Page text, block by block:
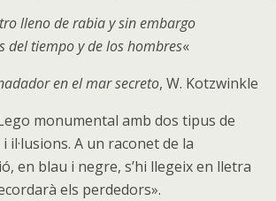
lleno de rabia y sin embargo
del tiempo y de los hombres«
en el mar secreto, W. Kotzwinkle
monumental amb dos tipus de
il·lusions. A un raconet de la
en blau i negre, s’hi llegeix en lletra
els perdedors».